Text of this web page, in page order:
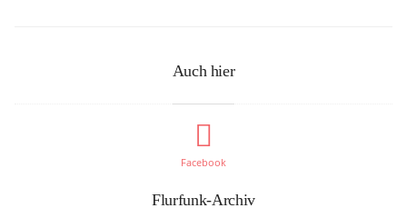
Auch hier
Facebook
Flurfunk-Archiv